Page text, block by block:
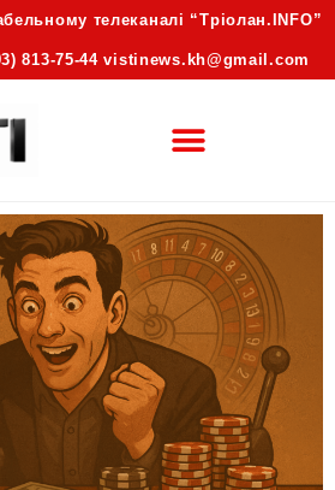
телеканалі “Трiолан.INFO”
813-75-44 vistinews.kh@gmail.com